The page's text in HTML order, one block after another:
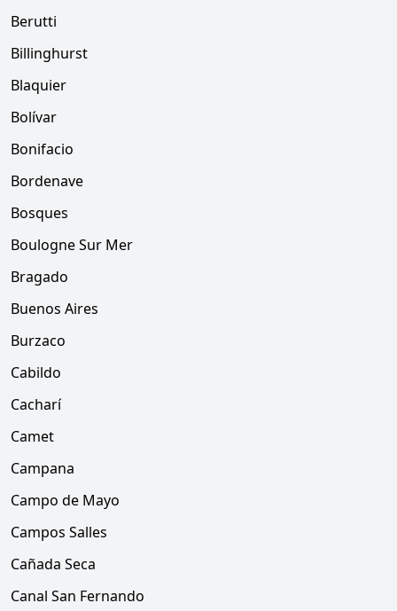
Berutti
Billinghurst
Blaquier
Bolívar
Bonifacio
Bordenave
Bosques
Boulogne Sur Mer
Bragado
Buenos Aires
Burzaco
Cabildo
Cacharí
Camet
Campana
Campo de Mayo
Campos Salles
Cañada Seca
Canal San Fernando